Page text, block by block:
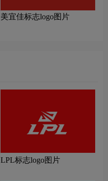
美宜佳标志logo图片
LPL标志logo图片